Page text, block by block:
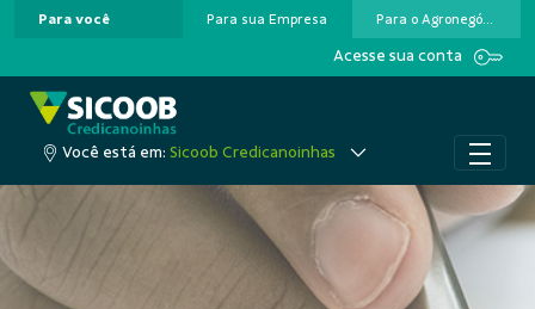
Pular para o Conteúdo principal
Para você Para sua Empresa Para o Agronegócio
Acesse sua conta
Você está em: Sicoob Credicanoinhas